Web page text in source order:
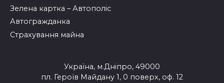
Зелена картка – Автополіс
Автогражданка
Страхування майна
Україна, м.Дніпро, 49000
пл. Героїв Майдану 1, 0 поверх, оф. 12